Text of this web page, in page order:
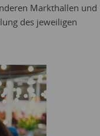
Markthallen und
des jeweiligen